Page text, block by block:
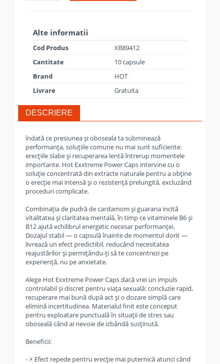
Alte informatii
Cod Produs
XB89412
Cantitate
10 capsule
Brand
HOT
Livrare
Gratuita
DESCRIERE
îndată ce presiunea și oboseala ta subminează
performanța, soluțiile comune nu mai sunt suficiente:
erecțiile slabe și recuperarea lentă întrerup momentele
importante. Hot Exxtreme Power Caps intervine cu o
soluție concentrată din extracte naturale pentru a obține
o erecție mai intensă și o rezistență prelungită, excluzând
proceduri complicate.
Combinația de pudră de cardamom și guarana incită
vitalitatea și claritatea mentală, în timp ce vitaminele B6 și
B12 ajută echilibrul energetic necesar performanței.
Dozajul stabil — o capsulă înainte de momentul dorit —
livrează un efect predictibil, reducând necesitatea
reajustărilor și permițându-ți să te concentrezi pe
experiență, nu pe anxietate.
Alege Hot Exxtreme Power Caps dacă vrei un impuls
controlabil și discret pentru viața sexuală: concluzie rapid,
recuperare mai bună după act și o dozare simplă care
elimină incertitudinea. Materialul finit este conceput
pentru exploatare punctuală în situații de stres sau
oboseală când ai nevoie de izbândă susținută.
Beneficii:
- ⚡ Efect repede pentru erecție mai puternică atunci când